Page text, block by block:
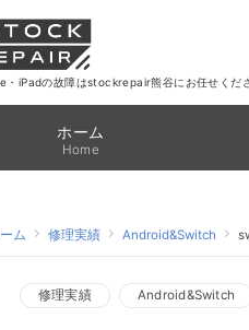
・iPadの故障はstockrepair熊谷にお任せくだ
ホーム
Home
ム 修理実績 Android&Switch
修理実績 Android&Switch